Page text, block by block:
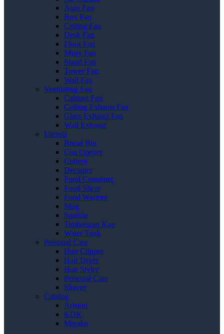
Auto Fan
Box Fan
Ceiling Fan
Desk Fan
Floor Fan
Misty Fan
Stand Fan
Tower Fan
Wall Fan
Ventilating Fan
Cabinet Fan
Ceiling Exhaust Fan
Glass Exhaust Fan
Wall Exhaust
Utensil
Bread Bin
Can Opener
Cutlery
Decanter
Food Container
Food Slicer
Food Warmer
Mug
Spatula
Timbangan Kue
Water Tank
Personal Care
Hair Clipper
Hair Dryer
Hair Styler
Personal Care
Shaver
Catalog
Ariston
KDK
Miyako